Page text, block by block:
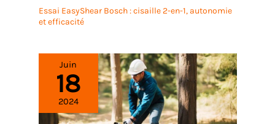
Essai EasyShear Bosch : cisaille 2-en-1, autonomie
et efficacité
Juin
18
2024